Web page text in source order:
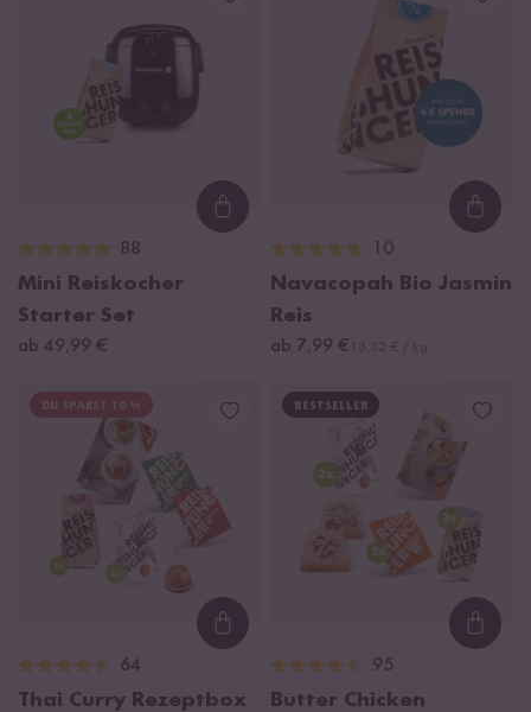
Loading...
88
Mini Reiskocher
Starter Set
ab 49,99 €
10
Navacopah Bio Jasmin
Reis
ab 7,99 €
DU SPARST 10 %
Loading...
64
Thai Curry Rezeptbox
BESTSELLER
95
Butter Chicken